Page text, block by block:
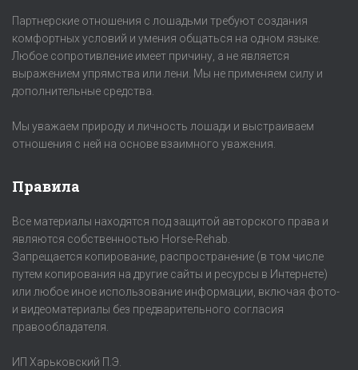
Партнерские отношения с лошадьми требуют создания
комфортных условий и умения общаться на одном языке.
Любое сопротивление имеет причину, а не является
выражением упрямства или лени. Мы не применяем силу и
дополнительные средства.
Мы уважаем природу и личность лошади и выстраиваем
отношения с ней на основе взаимного уважения.
Правила
Все материалы находятся под защитой авторского права и
являются собственностью Horse-Rehab.
Запрещается копирование, распространение (в том числе
путем копирования на другие сайты и ресурсы в Интернете)
или любое иное использование информации, включая фото-
и видеоматериалы без предварительного согласия
правообладателя.
ИП Харьковский П.Э.